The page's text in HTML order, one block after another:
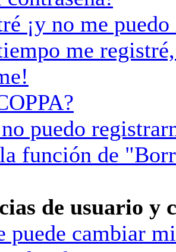
¡y no me
me
puedo
función de
de usuario y
puede cambiar